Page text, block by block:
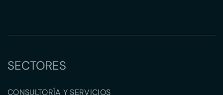
SECTORES
CONSULTORÍA Y SERVICIOS